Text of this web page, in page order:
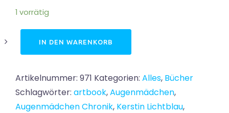
1 vorrätig
Menge
IN DEN WARENKORB
Artikelnummer: 971 Kategorien: Alles, Bücher
Schlagwörter: artbook,Augenmädchen,
Augenmädchen Chronik, Kerstin Lichtblau,